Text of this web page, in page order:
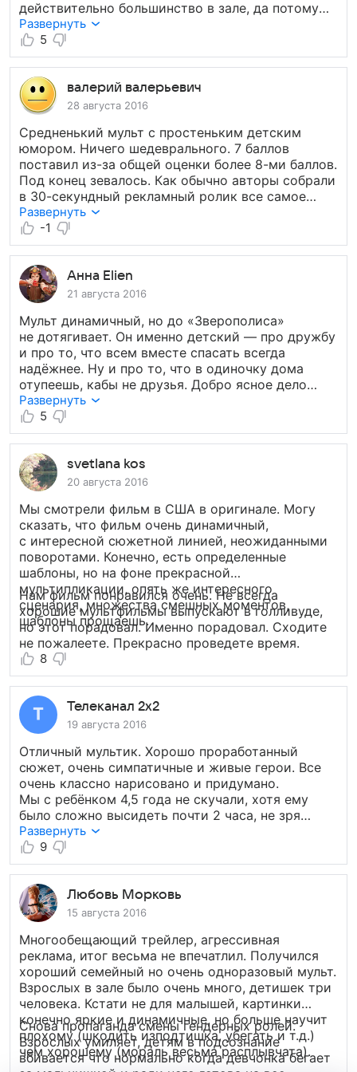
действительно большинство в зале, да потому
что наконец можно посмотреть что-то стоящее,
красочное, динамичное. Можно расслабиться
и посмеяться.
Развернуть
5
валерий валерьевич
28 августа 2016
Средненький мульт с простеньким детским
юмором. Ничего шедеврального. 7 баллов
поставил из-за общей оценки более 8-ми баллов.
Под конец зевалось. Как обычно авторы собрали
в 30-секундный рекламный ролик все самое
смешное и интересное, а просмотрев целиком
понимашь, что смотреть особо было нечего.
Второй раз смотреть бы не стали.
Развернуть
-1
Анна Elien
21 августа 2016
Мульт динамичный, но до «Зверополиса»
не дотягивает. Он именно детский — про дружбу
и про то, что всем вместе спасать всегда
надёжнее. Ну и про то, что в одиночку дома
отупеешь, кабы не друзья. Добро ясное дело
победило. Ура-ура! Второй раз
пересматривать бы не стала. Музыки мало,
юмора тоже, банально. Много лишних
персонажей, которых убери — ничего
не поменяется. Из плюсов графика
не перегруженная цветом.
Развернуть
5
svetlana kos
20 августа 2016
Мы смотрели фильм в США в оригинале. Могу
сказать, что фильм очень динамичный,
с интересной сюжетной линией, неожиданными
поворотами. Конечно, есть определенные
шаблоны, но на фоне прекрасной
мультипликации, опять же интересного
сценария, множества смешных моментов,
шаблоны прощаешь.
Нам фильм понравился очень. Не всегда
хорошие мультфильмы выпускают в голливуде,
но этот порадовал. Именно порадовал. Сходите
не пожалеете. Прекрасно проведете время.
8
Телеканал 2х2
19 августа 2016
Отличный мультик. Хорошо проработанный
сюжет, очень симпатичные и живые герои. Все
очень классно нарисовано и придумано.
Мы с ребёнком 4,5 года не скучали, хотя ему
было сложно высидеть почти 2 часа, не зря
рекомендуемая аудитория все же старше 6 лет.
Очень понравились цитаты из известных
фильмов, особенно «У каждого свои
недостатки».
Развернуть
9
Любовь Морковь
15 августа 2016
Многообещающий трейлер, агрессивная
реклама, итог весьма не впечатлил. Получился
хороший семейный но очень одноразовый мульт.
Взрослых в зале было очень много, детишек три
человека. Кстати не для малышей, картинки
конечно яркие и динамичные, но больше научит
плохому (шкодить изподтишка, убегать и т.д.)
чем хорошему (мораль весьма расплывчата).
Снова пропаганда смены гендерных ролей.
Взрослых умиляет, детям в подсознание
вбивается что нормально когда девчонка бегает